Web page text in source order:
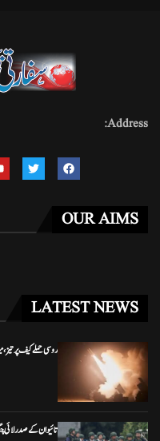
Address:
OUR AIMS
LATEST NEWS
روسی حملے کیف پر تیز،
تائیوان کے صدر لائی